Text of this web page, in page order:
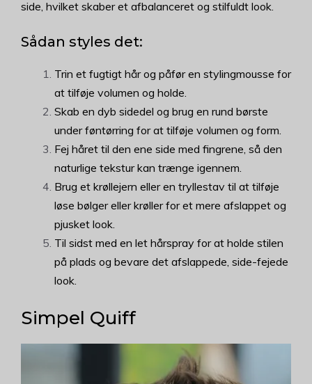
side, hvilket skaber et afbalanceret og stilfuldt look.
Sådan styles det:
Trin et fugtigt hår og påfør en stylingmousse for
at tilføje volumen og holde.
Skab en dyb sidedel og brug en rund børste
under føntørring for at tilføje volumen og form.
Fej håret til den ene side med fingrene, så den
naturlige tekstur kan trænge igennem.
Brug et krøllejern eller en tryllestav til at tilføje
løse bølger eller krøller for et mere afslappet og
pjusket look.
Til sidst med en let hårspray for at holde stilen
på plads og bevare det afslappede, side-fejede
look.
Simpel Quiff